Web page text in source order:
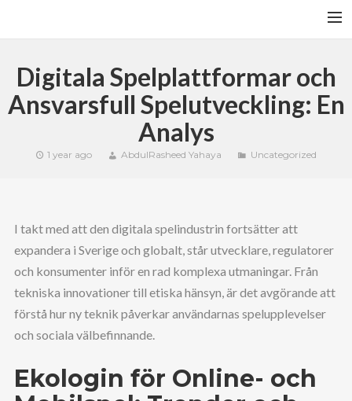
HOME
YFITN
Digitala Spelplattformar och
Ansvarsfull Spelutveckling: En
Analys
1 year ago AbdulRasheed Yahaya Uncategorized
I takt med att den digitala spelindustrin fortsätter att
expandera i Sverige och globalt, står utvecklare, regulatorer
och konsumenter inför en rad komplexa utmaningar. Från
tekniska innovationer till etiska hänsyn, är det avgörande att
förstå hur ny teknik påverkar användarnas spelupplevelser
och sociala välbefinnande.
Ekologin för Online- och